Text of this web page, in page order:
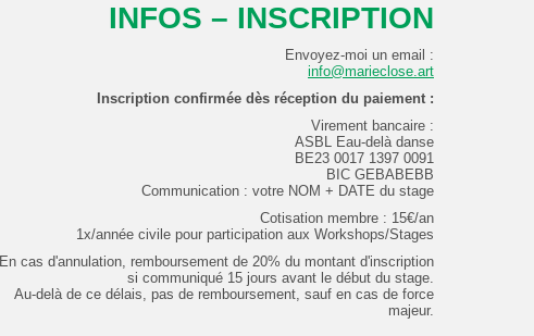
INFOS – INSCRIPTION
Envoyez-moi un email :
info@marieclose.art
Inscription confirmée dès réception du paiement :
Virement bancaire :
ASBL Eau-delà danse
BE23 0017 1397 0091
BIC GEBABEBB
Communication : votre NOM + DATE du stage
Cotisation membre : 15€/an
1x/année civile pour participation aux Workshops/Stages
En cas d'annulation, remboursement de 20% du montant d'inscription
si communiqué 15 jours avant le début du stage.
Au-delà de ce délais, pas de remboursement, sauf en cas de force
majeur.